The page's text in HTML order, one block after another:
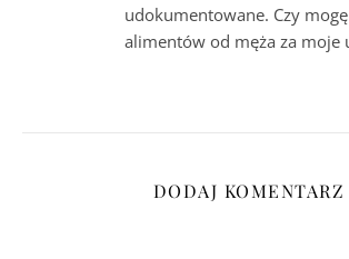
udokumentowane. Czy
alimentów od męża za moje
DODAJ KOMENTARZ